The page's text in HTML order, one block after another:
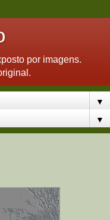
por imagens.
▼
▼